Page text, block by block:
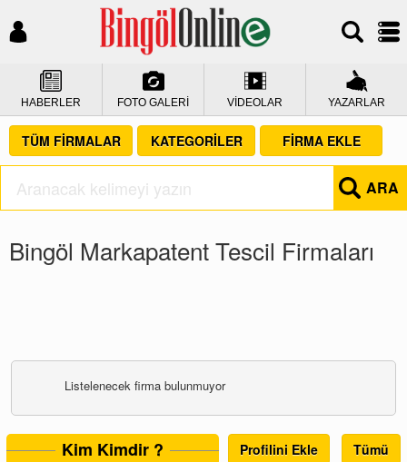
HABERLER FOTO GALERİ VİDEOLAR YAZARLAR
TÜM FİRMALAR KATEGORİLER FİRMA EKLE
ARA
Bingöl Markapatent Tescil Firmaları
Listelenecek firma bulunmuyor
Kim Kimdir ? Profilini Ekle Tümü